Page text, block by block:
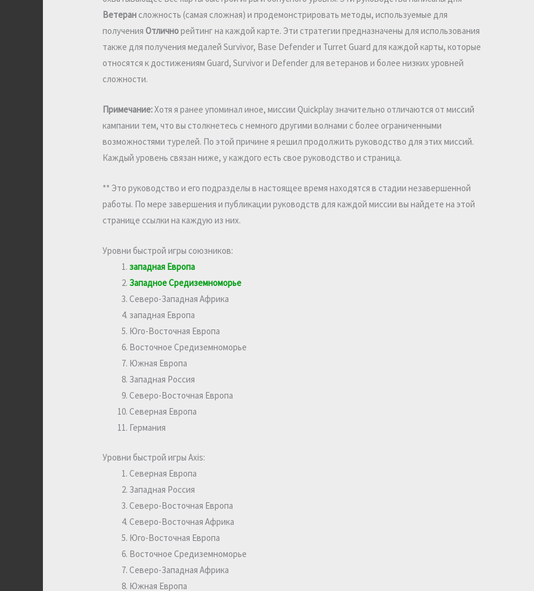
Ветеран сложность (самая сложная) и продемонстрировать методы, используемые для
получения Отличнорейтинг на каждой карте. Эти стратегии предназначены для использования
также для получения медалей Survivor, Base Defender и Turret Guard для каждой карты, которые
относятся к достижениям Guard, Survivor и Defender для ветеранов и более низких уровней
сложности.
Примечание:Хотя я ранее упоминал иное, миссии Quickplay значительно отличаются от миссий
кампании тем, что вы столкнетесь с немного другими волнами с более ограниченными
возможностями турелей. По этой причине я решил продолжить руководство для этих миссий.
Каждый уровень связан ниже, у каждого есть свое руководство и страница.
** Это руководство и его подразделы в настоящее время находятся в стадии незавершенной
работы. По мере завершения и публикации руководств для каждой миссии вы найдете на этой
странице ссылки на каждую из них.
Уровни быстрой игры союзников:
западная Европа
Западное Средиземноморье
Северо-Западная Африка
западная Европа
Юго-Восточная Европа
Восточное Средиземноморье
Южная Европа
Западная Россия
Северо-Восточная Европа
Северная Европа
Германия
Уровни быстрой игры Axis:
Северная Европа
Западная Россия
Северо-Восточная Европа
Северо-Восточная Африка
Юго-Восточная Европа
Восточное Средиземноморье
Северо-Западная Африка
Южная Европа